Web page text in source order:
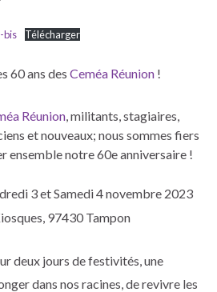
bis Télécharger
60 ans des Ceméa Réunion !
Réunion, militants, stagiaires,
et nouveaux; nous sommes fiers
ensemble notre 60e anniversaire !
3 et Samedi 4 novembre 2023
97430 Tampon
deux jours de festivités, une
dans nos racines, de revivre les